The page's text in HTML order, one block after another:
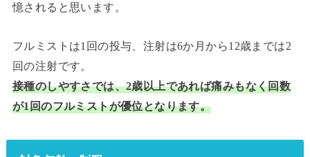
憶されると思います。
フルミストは1回の投与、注射は6か月から12歳までは2
回の注射です。
接種のしやすさでは、2歳以上であれば痛みもなく回数
が1回のフルミストが優位となります。